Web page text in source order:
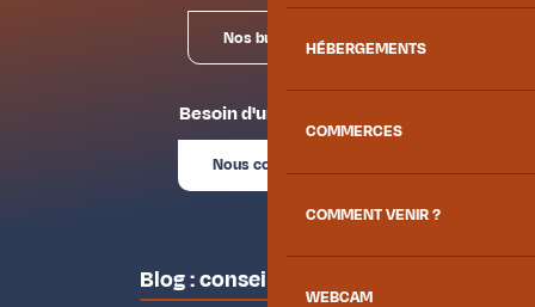
HÉBERGEMENTS
COMMERCES
COMMENT VENIR ?
WEBCAM
Nos bureaux
Besoin d'un conseil ?
Nous contacter
Blog : conseils des locaux